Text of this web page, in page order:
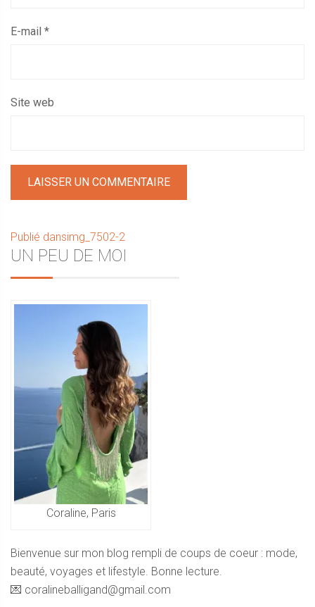
E-mail *
Site web
Navigation
de
Publié dansimg_7502-2
Sidebar
UN PEU DE MOI
Coraline, Paris
Bienvenue sur mon blog rempli de coups de coeur : mode,
beauté, voyages et lifestyle. Bonne lecture.
💌 coralineballigand@gmail.com